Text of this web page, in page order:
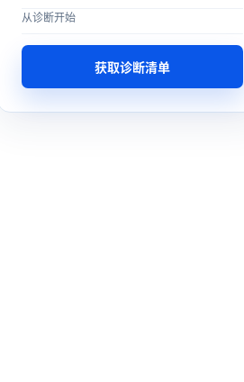
从诊断开始
获取诊断清单